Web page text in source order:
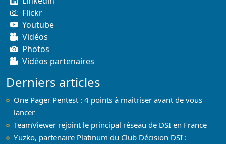
Flickr
Youtube
Vidéos
Photos
Vidéos partenaires
Derniers articles
One Pager Pentest : 4 points à maitriser avant de vous
lancer
TeamViewer rejoint le principal réseau de DSI en France
Yuzko, partenaire Platinum du Club Décision DSI :